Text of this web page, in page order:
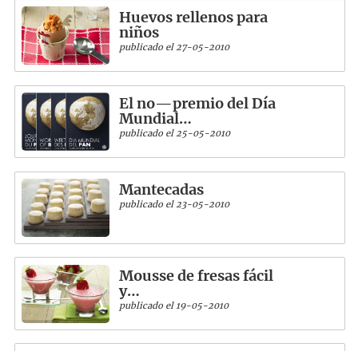
Huevos rellenos para
niños
publicado el 27-05-2010
El no—premio del Día
Mundial…
publicado el 25-05-2010
Mantecadas
publicado el 23-05-2010
Mousse de fresas fácil
y…
publicado el 19-05-2010